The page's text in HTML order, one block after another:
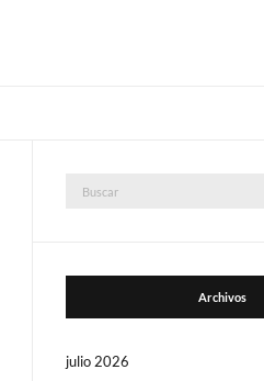
Archivos
julio 2026